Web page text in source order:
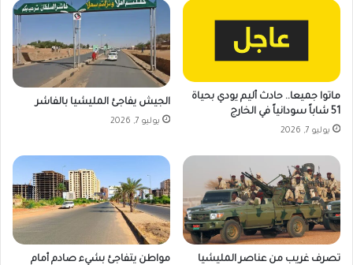
ماتوا جميعا.. حادث أليم يودي بحياة
51 شاباً سودانياً في الخارج
يوليو 7, 2026
الجيش يفاجئ المليشيا بالفاشر
يوليو 7, 2026
تصرف غريب من عناصر المليشيا
مواطن يتفاجئ بشيء صادم أمام